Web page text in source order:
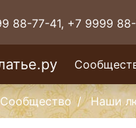
88-77-41, +7 9999
Сообщество Наши